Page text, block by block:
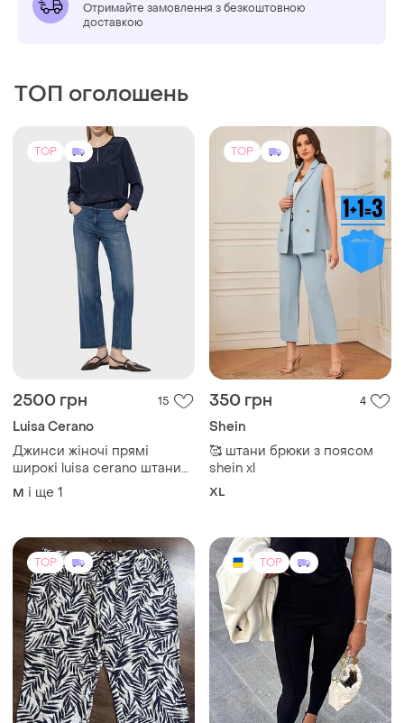
Отримайте замовлення з безкоштовною
доставкою
ТОП оголошень
TOP
2500 грн 15
Luisa Cerano
Джинси жіночі прямі
широкі luisa cerano штани
джинсові вкорочені
преміум бренд 28 / m 29 /
M і ще 1
TOP
350 грн 4
Shein
🥰 штани брюки з поясом
shein xl
XL
TOP TOP